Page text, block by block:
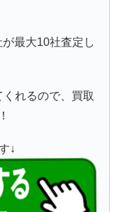
最大10社査定し
れるので、買取
↓